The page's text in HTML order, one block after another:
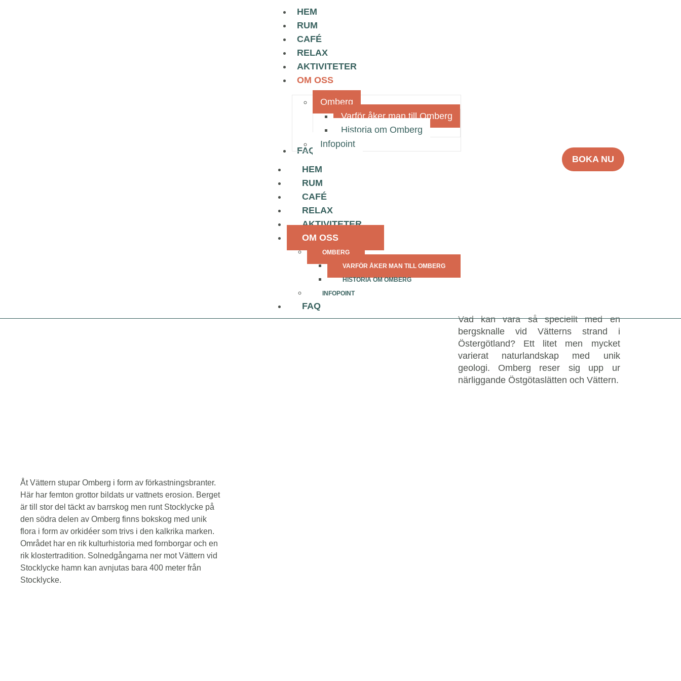
HEM
RUM
CAFÉ
RELAX
AKTIVITETER
OM OSS
Omberg
Varför åker man till Omberg
Historia om Omberg
Infopoint
FAQ
HEM
RUM
CAFÉ
RELAX
AKTIVITETER
OM OSS
OMBERG
VARFÖR ÅKER MAN TILL OMBERG
HISTORIA OM OMBERG
INFOPOINT
FAQ
BOKA NU
Vad kan vara så speciellt med en
bergsknalle vid Vätterns strand i
Östergötland? Ett litet men mycket
varierat naturlandskap med unik
geologi. Omberg reser sig upp ur
närliggande Östgötaslätten och Vättern.
Åt Vättern stupar Omberg i form av förkastningsbranter.
Här har femton grottor bildats ur vattnets erosion. Berget
är till stor del täckt av barrskog men runt Stocklycke på
den södra delen av Omberg finns bokskog med unik
flora i form av orkidéer som trivs i den kalkrika marken.
Området har en rik kulturhistoria med fornborgar och en
rik klostertradition. Solnedgångarna ner mot Vättern vid
Stocklycke hamn kan avnjutas bara 400 meter från
Stocklycke.